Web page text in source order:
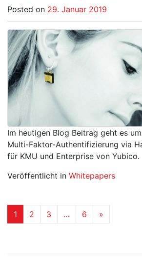
Posted on 29. Januar 2019
Im heutigen Blog Beitrag geht es
Multi-Faktor-Authentifizierung via
für KMU und Enterprise von Yubico.
Veröffentlicht in Whitepapers
Beitrags-
1 2 3 … 6 »